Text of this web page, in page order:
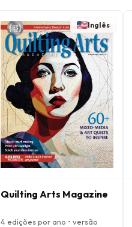
Inglês
Quilting Arts Magazine
4 edições por ano • versão